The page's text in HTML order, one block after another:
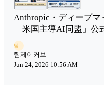
Anthropic・ディープマ
「米国主導AI同盟」
팀
팀제이커브
Jun 24, 2026 10:56 AM